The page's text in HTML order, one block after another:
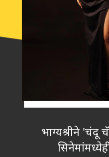
भाग्यश्रीने 'चंदू